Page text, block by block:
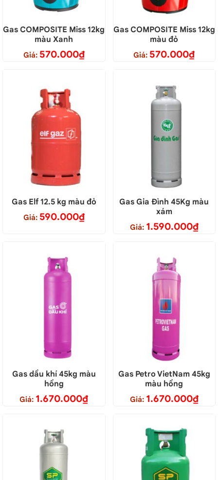
Gas COMPOSITE Miss 12kg
màu Xanh
Giá: 570.000₫
Gas COMPOSITE Miss 12kg
màu đỏ
Giá: 570.000₫
Gas Elf 12.5 kg màu đỏ
Giá: 590.000₫
Gas Gia Đình 45Kg màu
xám
Giá: 1.590.000₫
Gas dầu khí 45kg màu
hồng
Giá: 1.670.000₫
Gas Petro VietNam 45kg
màu hồng
Giá: 1.670.000₫